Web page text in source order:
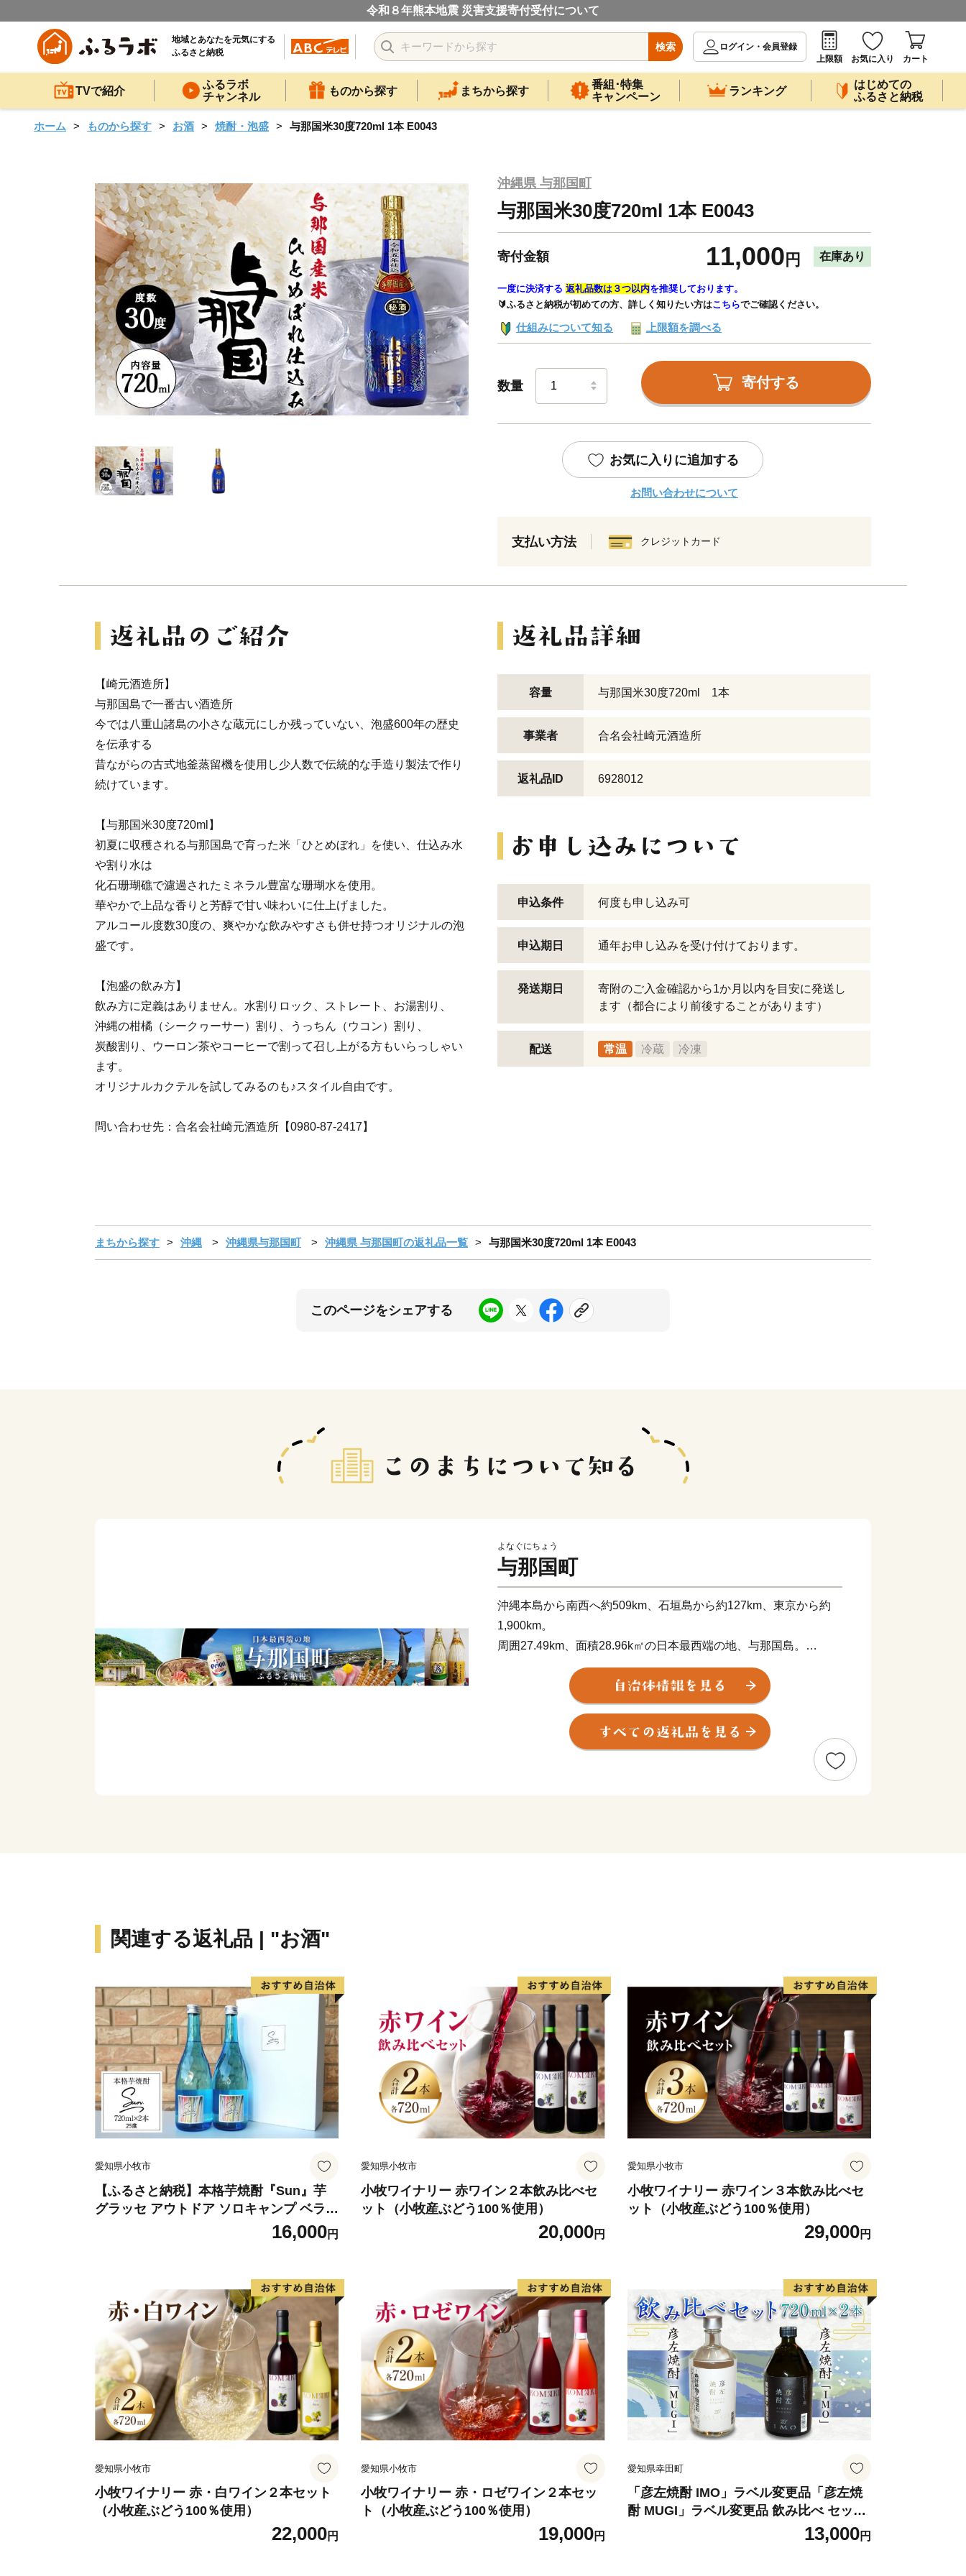
令和８年熊本地震 災害支援寄付受付について
地域とあなたを元気にする
ふるさと納税
検索
ログイン・会員登録
上限額
お気に入り カート
TVで紹介
ふるラボ
チャンネル
ものから探す まちから探す
番組･特集
キャンペーン
ランキング
はじめての
ふるさと納税
ホーム ものから探す お酒 焼酎・泡盛 与那国米30度720ml 1本 E0043
沖縄県 与那国町
与那国米30度720ml 1本 E0043
寄付金額 11,000 円 在庫あり
一度に決済する 返礼品数は３つ以内を推奨しております。
🔰ふるさと納税が初めての方、詳しく知りたい方はこちらでご確認ください。
仕組みについて知る 上限額を調べる
数量 寄付する
お気に入りに追加する
お問い合わせについて
支払い方法 クレジットカード
【崎元酒造所】
与那国島で一番古い酒造所
今では八重山諸島の小さな蔵元にしか残っていない、泡盛600年の歴史
を伝承する
昔ながらの古式地釜蒸留機を使用し少人数で伝統的な手造り製法で作り
続けています。
【与那国米30度720ml】
初夏に収穫される与那国島で育った米「ひとめぼれ」を使い、仕込み水
や割り水は
化石珊瑚礁で濾過されたミネラル豊富な珊瑚水を使用。
華やかで上品な香りと芳醇で甘い味わいに仕上げました。
アルコール度数30度の、爽やかな飲みやすさも併せ持つオリジナルの泡
盛です。
【泡盛の飲み方】
飲み方に定義はありません。水割りロック、ストレート、お湯割り、
沖縄の柑橘（シークヮーサー）割り、うっちん（ウコン）割り、
炭酸割り、ウーロン茶やコーヒーで割って召し上がる方もいらっしゃい
ます。
オリジナルカクテルを試してみるのも♪スタイル自由です。
問い合わせ先：合名会社崎元酒造所【0980-87-2417】
容量 与那国米30度720ml 1本
事業者 合名会社崎元酒造所
返礼品ID 6928012
申込条件 何度も申し込み可
申込期日 通年お申し込みを受け付けております。
発送期日
寄附のご入金確認から1か月以内を目安に発送し
ます（都合により前後することがあります）
配送 常温 冷蔵 冷凍
まちから探す 沖縄 沖縄県与那国町 沖縄県 与那国町の返礼品一覧 与那国米30度720ml 1本 E0043
このページをシェアする
よなぐにちょう
与那国町
沖縄本島から南西へ約509km、石垣島から約127km、東京から約
1,900km。
周囲27.49km、面積28.96k㎡の日本最西端の地、与那国島。
隣接する台湾とは、約111kmの距離にあり、年に数回、台湾の山並
みが見えることもあります。
荒々しい波が打ち付ける断崖絶壁の景観は力強さがあり、自然・文
化・歴史すべてが八重山のどの島にもない独特の雰囲気で訪れる
人々を魅了しています。
関連する返礼品 | "お酒"
愛知県小牧市
【ふるさと納税】本格芋焼酎『Sun』芋
グラッセ アウトドア ソロキャンプ ベラン
16,000円
愛知県小牧市
小牧ワイナリー 赤ワイン２本飲み比べセ
ット（小牧産ぶどう100％使用）
20,000円
愛知県小牧市
小牧ワイナリー 赤ワイン３本飲み比べセ
ット（小牧産ぶどう100％使用）
29,000円
愛知県小牧市
小牧ワイナリー 赤・白ワイン２本セット
（小牧産ぶどう100％使用）
22,000円
愛知県小牧市
小牧ワイナリー 赤・ロゼワイン２本セッ
ト（小牧産ぶどう100％使用）
19,000円
愛知県幸田町
「彦左焼酎 IMO」ラベル変更品「彦左焼
酎 MUGI」ラベル変更品 飲み比べ セット
合計2本 720ml×各1本 25度 焼酎 お酒 麦
13,000円